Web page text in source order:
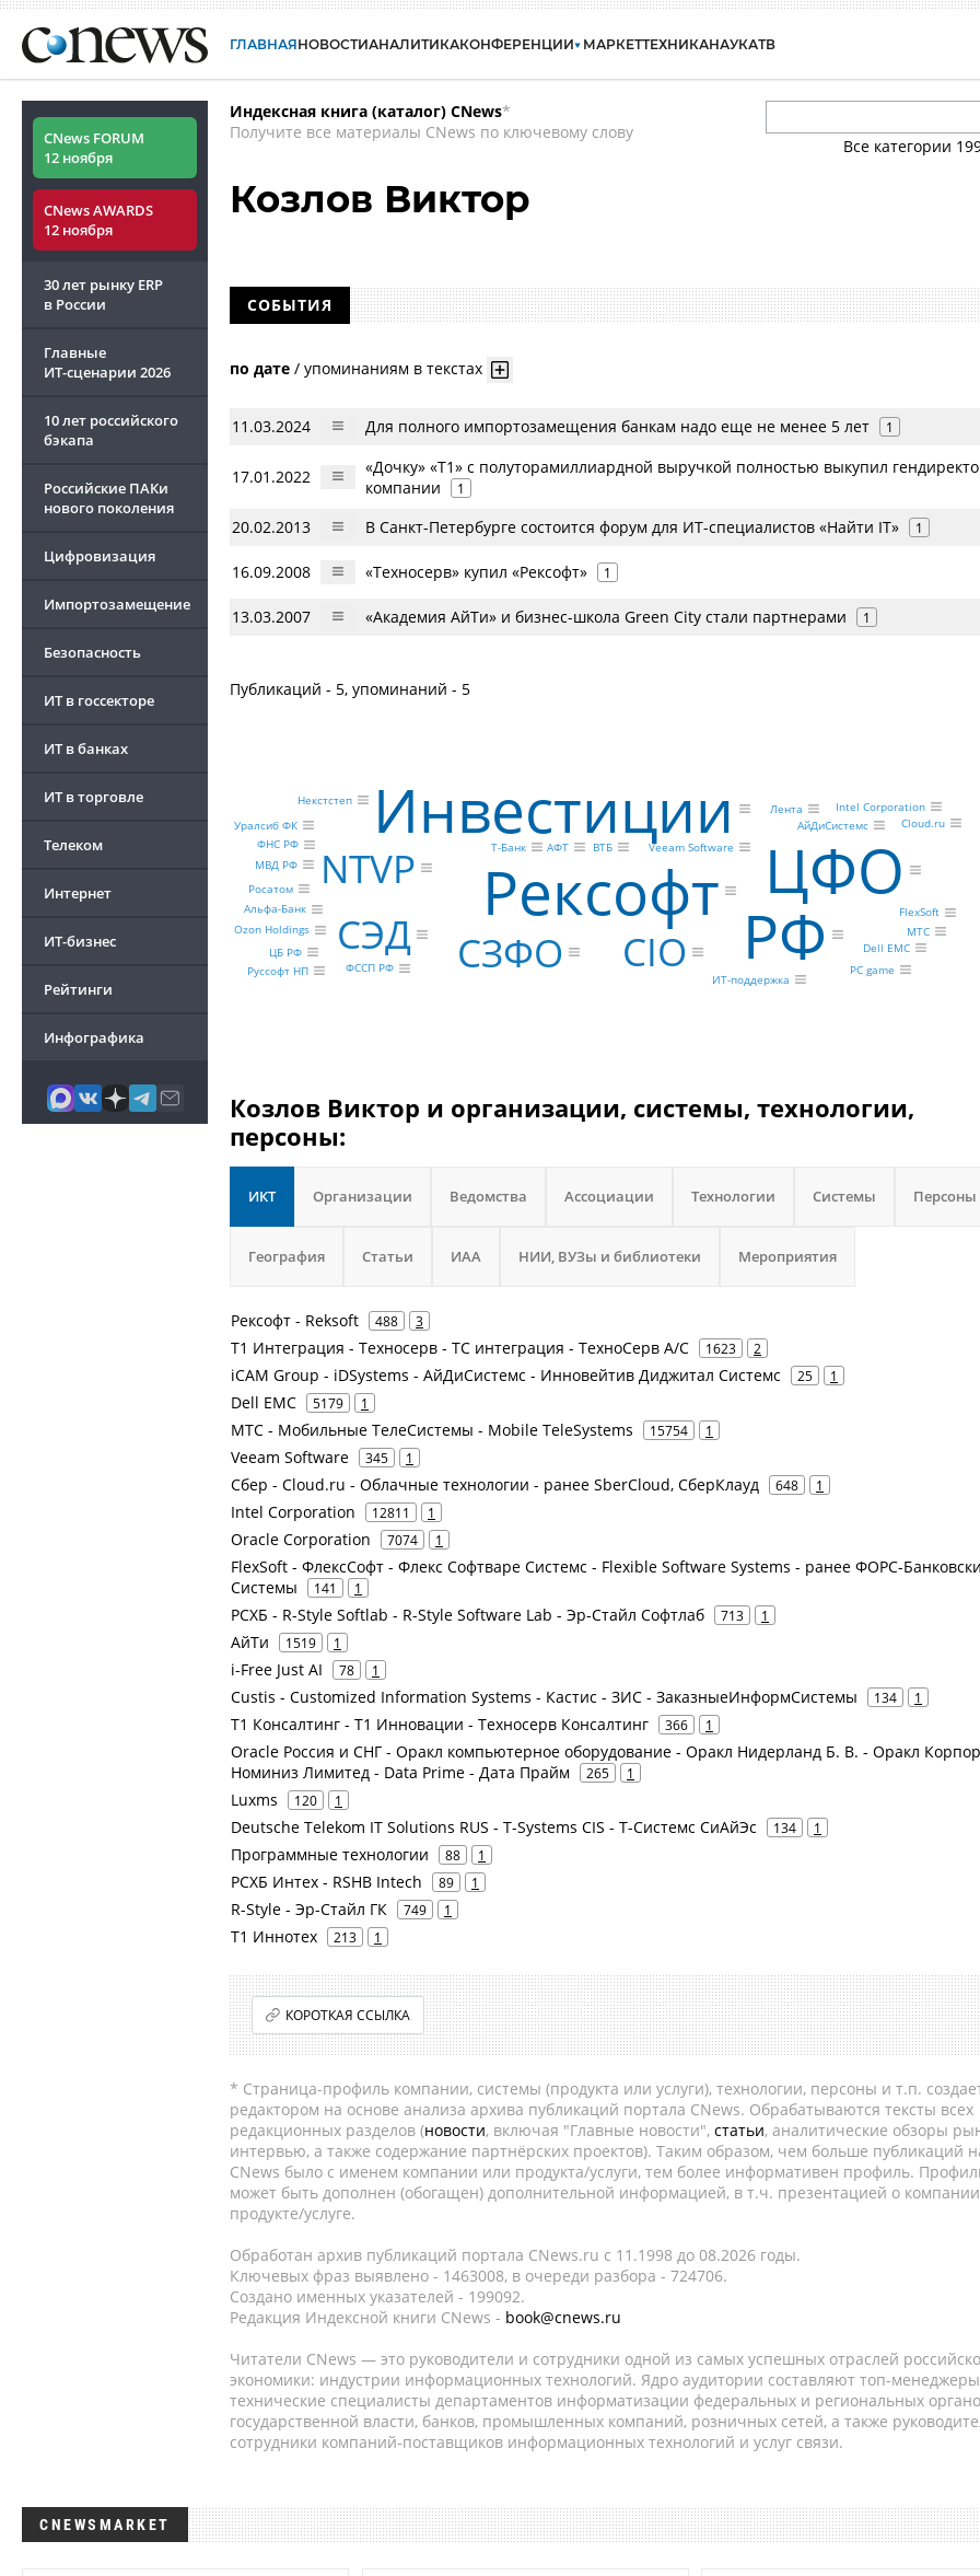
ГЛАВНАЯНОВОСТИАНАЛИТИКАКОНФЕРЕНЦИИ МАРКЕТТЕХНИКАНАУКАТВ
CNews FORUM
12 ноября
CNews AWARDS
12 ноября
30 лет рынку ERP
в России
Главные
ИТ-сценарии 2026
10 лет российского
бэкапа
Российские ПАКи
нового поколения
Цифровизация
Импортозамещение
Безопасность
ИТ в госсекторе
ИТ в банках
ИТ в торговле
Телеком
Интернет
ИТ-бизнес
Рейтинги
Инфографика
Индексная книга (каталог) CNews*
Получите все материалы CNews по ключевому слову
Все категории
Козлов Виктор
СОБЫТИЯ
по дате / упоминаниям в текстах
11.03.2024 Для полного импортозамещения банкам надо еще не менее 5 лет 1
17.01.2022
«Дочку» «Т1» с полуторамиллиардной выручкой полностью выкупил
компании
1
20.02.2013 В Санкт-Петербурге состоится форум для ИТ-специалистов «Найти IT» 1
16.09.2008 «Техносерв» купил «Рексофт» 1
13.03.2007 «Академия АйТи» и бизнес-школа Green City стали партнерами 1
Публикаций - 5, упоминаний - 5
Рексофт
РФ
ЦФО
Инвестиции
NTVP
СЭД
СЗФО CIO
АйДиСистемс
Dell EMC
МТС
Veeam Software
Cloud.ru
Intel Corporation
FlexSoft
Некстстеп
ВТБ
Уралсиб ФК
Т-Банк
Альфа-Банк
Лента
Ozon Holdings
ФНС РФ
МВД РФ
ЦБ РФ
Росатом
ФССП РФ
Руссофт НП
АФТ
PC game
ИТ-поддержка
Козлов Виктор и организации, системы, технологии,
персоны:
ИКТ Организации Ведомства Ассоциации Технологии Системы Персоны
География Статьи ИАА НИИ, ВУЗы и библиотеки Мероприятия
Рексофт - Reksoft 488 3
Т1 Интеграция - Техносерв - ТС интеграция - ТехноСерв А/С 1623 2
iCAM Group - iDSystems - АйДиСистемс - Инновейтив Диджитал Системс 25 1
Dell EMC 5179 1
МТС - Мобильные ТелеСистемы - Mobile TeleSystems 15754 1
Veeam Software 345 1
Сбер - Cloud.ru - Облачные технологии - ранее SberCloud, СберКлауд 648 1
Intel Corporation 12811 1
Oracle Corporation 7074 1
FlexSoft - ФлексСофт - Флекс Софтваре Системс - Flexible Software Systems - ранее ФОРС-
Системы
141 1
РСХБ - R-Style Softlab - R-Style Software Lab - Эр-Стайл Софтлаб 713 1
АйТи 1519 1
i-Free Just AI 78 1
Custis - Customized Information Systems - Кастис - ЗИС - ЗаказныеИнформСистемы 134 1
Т1 Консалтинг - Т1 Инновации - Техносерв Консалтинг 366 1
Oracle Россия и СНГ - Оракл компьютерное оборудование - Оракл Нидерланд Б. В. - Оракл
Номиниз Лимитед - Data Prime - Дата Прайм
265 1
Luxms 120 1
Deutsche Telekom IT Solutions RUS - T-Systems CIS - Т-Системс СиАйЭс 134 1
Программные технологии 88 1
РСХБ Интех - RSHB Intech 89 1
R-Style - Эр-Стайл ГК 749 1
Т1 Иннотех 213 1
КОРОТКАЯ ССЫЛКА
* Страница-профиль компании, системы (продукта или услуги), технологии, персоны и т.п.
редактором на основе анализа архива публикаций портала CNews. Обрабатываются тексты всех
редакционных разделов (новости, включая "Главные новости", статьи, аналитические обзоры
интервью, а также содержание партнёрских проектов). Таким образом, чем больше публикаций
CNews было с именем компании или продукта/услуги, тем более информативен профиль.
может быть дополнен (обогащен) дополнительной информацией, в т.ч. презентацией о
продукте/услуге.
Обработан архив публикаций портала CNews.ru c 11.1998 до 08.2026 годы.
Ключевых фраз выявлено - 1463008, в очереди разбора - 724706.
Создано именных указателей - 199092.
Редакция Индексной книги CNews - book@cnews.ru
Читатели CNews — это руководители и сотрудники одной из самых успешных отраслей
экономики: индустрии информационных технологий. Ядро аудитории составляют топ-
технические специалисты департаментов информатизации федеральных и региональных
государственной власти, банков, промышленных компаний, розничных сетей, а также
сотрудники компаний-поставщиков информационных технологий и услуг связи.
CNEWSMARKET